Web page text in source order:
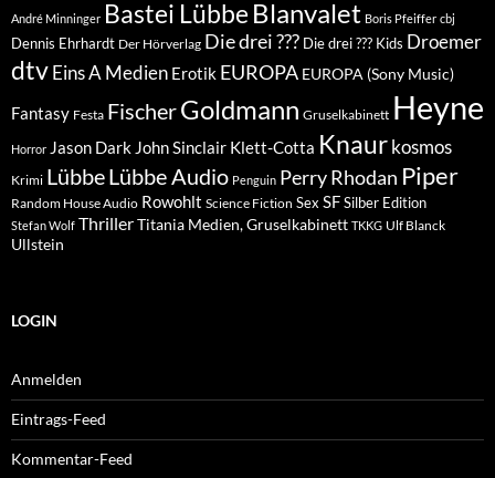
André Minninger Bastei Lübbe Blanvalet Boris Pfeiffer cbj
Dennis Ehrhardt Der Hörverlag Die drei ??? Die drei ??? Kids Droemer
dtvEins A Medien Erotik EUROPA EUROPA (Sony Music)
Fantasy Festa FischerGoldmann Gruselkabinett Heyne
Horror Jason Dark John Sinclair Klett-Cotta Knaur kosmos
Krimi LübbeLübbe Audio Penguin Perry Rhodan Piper
Random House Audio Rowohlt Science Fiction Sex SFSilber Edition
Stefan Wolf ThrillerTitania Medien, Gruselkabinett TKKG Ulf Blanck
Ullstein
LOGIN
Anmelden
Eintrags-Feed
Kommentar-Feed